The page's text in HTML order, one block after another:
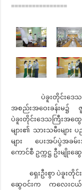
================
ပဲခူးတိုင်းဒေသကြီး
အစည်းအဝေးခန်းမ၌
ပဲခူးတိုင်းဒေသကြီးအထွ
များ၏ သားသမီးမျာ
များ ပေးအပ်ပွဲအခမ်
ကောင်စီ ဥက္ကဋ္ဌ ဦးမျို
ရှေးဦးစွာ ပဲခူးတိုင်းဒ
ဆွေဝင်းက ကလေးငယ်